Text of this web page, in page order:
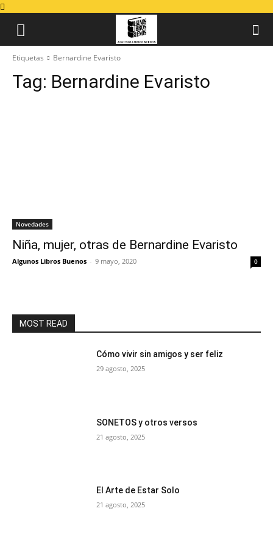
Etiquetas Bernardine Evaristo
Tag: Bernardine Evaristo
Novedades
Niña, mujer, otras de Bernardine Evaristo
Algunos Libros Buenos - 9 mayo, 2020 0
MOST READ
Cómo vivir sin amigos y ser feliz
29 agosto, 2025
SONETOS y otros versos
21 agosto, 2025
El Arte de Estar Solo
21 agosto, 2025